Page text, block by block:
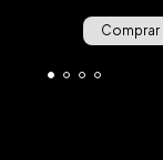
Comprar